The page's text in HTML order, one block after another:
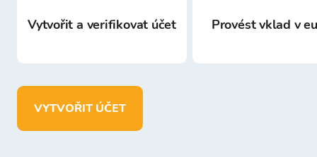
Vytvořit a verifikovat účet Provést vklad v
VYTVOŘIT ÚČET